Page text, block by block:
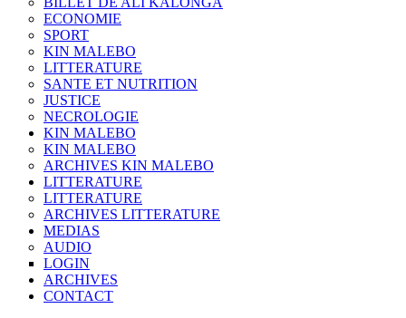
ECONOMIE
SPORT
KIN MALEBO
LITTERATURE
SANTE ET NUTRITION
JUSTICE
NECROLOGIE
KIN MALEBO
KIN MALEBO
ARCHIVES KIN MALEBO
LITTERATURE
LITTERATURE
ARCHIVES LITTERATURE
MEDIAS
AUDIO
LOGIN
ARCHIVES
CONTACT